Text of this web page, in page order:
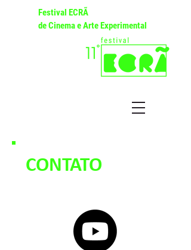
Festival ECRÃ
de Cinema e Arte Experimental
CONTATO